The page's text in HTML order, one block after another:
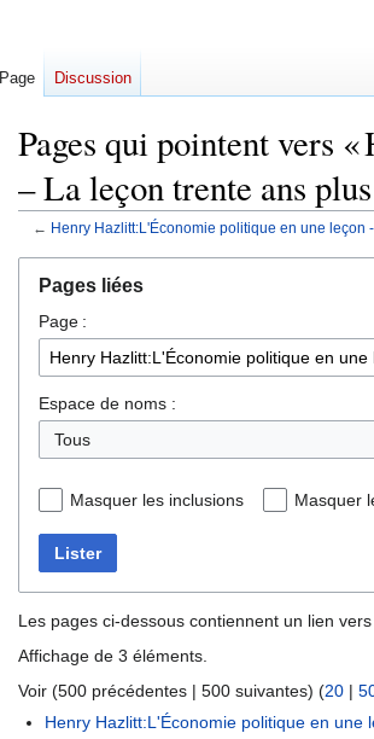
Pages qui pointent vers
– La leçon trente ans
← Henry Hazlitt:L'Économie politique en une leçon
navigation
recherche
Pages liées
Page :
Espace de noms :
Masquer les inclusions Masquer
Lister
Les pages ci-dessous contiennent un lien vers
Affichage de 3 éléments.
Voir (500 précédentes | 500 suivantes) (20 |
Henry Hazlitt:L'Économie politique en une
Page Discussion